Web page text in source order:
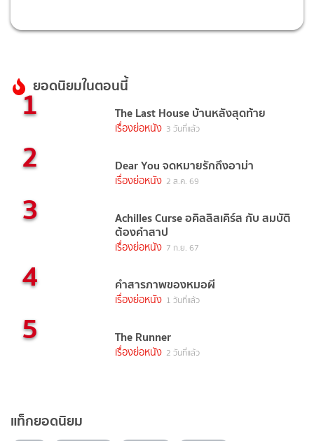
ยอดนิยมในตอนนี้
1 The Last House บ้านหลังสุดท้าย
เรื่องย่อหนัง 3 วันที่แล้ว
2 Dear You จดหมายรักถึงอาม่า
เรื่องย่อหนัง 2 ส.ค. 69
3 Achilles Curse อคิลลิสเคิร์ส กับ สมบัติ
ต้องคำสาป
เรื่องย่อหนัง 7 ก.ย. 67
4 คำสารภาพของหมอผี
เรื่องย่อหนัง 1 วันที่แล้ว
5 The Runner
เรื่องย่อหนัง 2 วันที่แล้ว
แท็กยอดนิยม